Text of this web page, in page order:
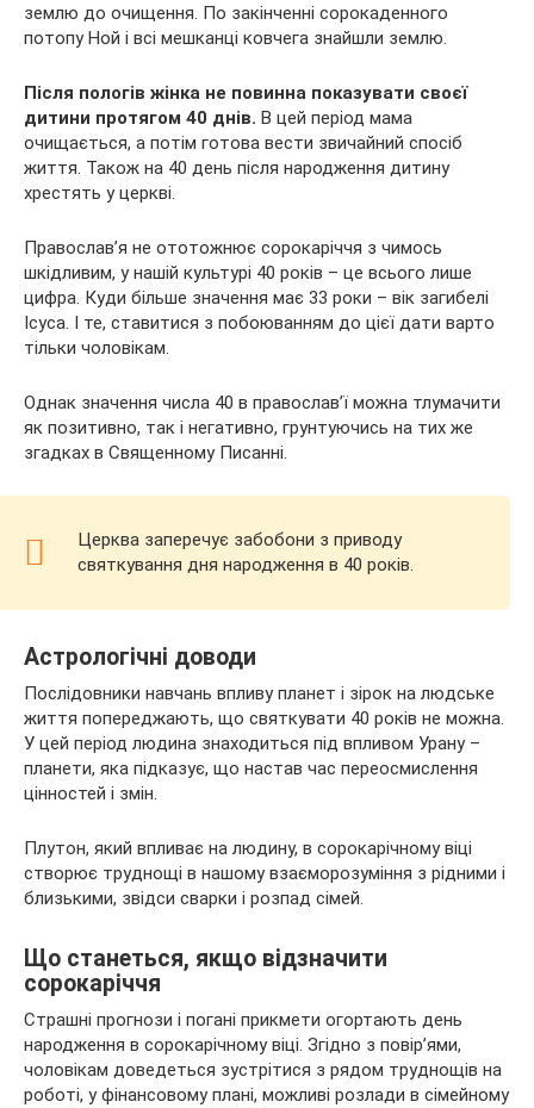
землю до очищення. По закінченні сорокаденного
потопу Ной і всі мешканці ковчега знайшли землю.
Після пологів жінка не повинна показувати своєї
дитини протягом 40 днів. В цей період мама
очищається, а потім готова вести звичайний спосіб
життя. Також на 40 день після народження дитину
хрестять у церкві.
Православ’я не ототожнює сорокаріччя з чимось
шкідливим, у нашій культурі 40 років – це всього лише
цифра. Куди більше значення має 33 роки – вік загибелі
Ісуса. І те, ставитися з побоюванням до цієї дати варто
тільки чоловікам.
Однак значення числа 40 в православ’ї можна тлумачити
як позитивно, так і негативно, грунтуючись на тих же
згадках в Священному Писанні.
Церква заперечує забобони з приводу
святкування дня народження в 40 років.
Астрологічні доводи
Послідовники навчань впливу планет і зірок на людське
життя попереджають, що святкувати 40 років не можна.
У цей період людина знаходиться під впливом Урану –
планети, яка підказує, що настав час переосмислення
цінностей і змін.
Плутон, який впливає на людину, в сорокарічному віці
створює труднощі в нашому взаєморозуміння з рідними і
близькими, звідси сварки і розпад сімей.
Що станеться, якщо відзначити
сорокаріччя
Страшні прогнози і погані прикмети огортають день
народження в сорокарічному віці. Згідно з повір’ями,
чоловікам доведеться зустрітися з рядом труднощів на
роботі, у фінансовому плані, можливі розлади в сімейному